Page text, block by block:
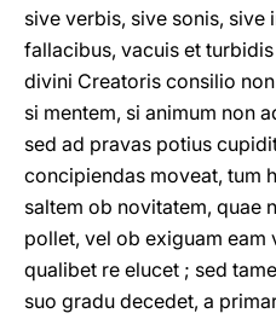
sive verbis, sive sonis, sive
fallacibus, vacuis et
divini Creatoris consilio
si mentem, si animum non
sed ad pravas potius
concipiendas moveat, tum
saltem ob novitatem, quae
pollet, vel ob exiguam eam
qualibet re elucet ; sed
suo gradu decedet, a